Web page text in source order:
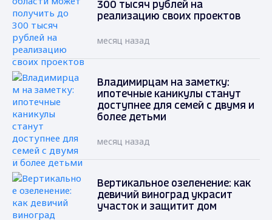
300 тысяч рублей на
реализацию своих проектов
месяц назад
Владимирцам на заметку:
ипотечные каникулы станут
доступнее для семей с двумя и
более детьми
месяц назад
Вертикальное озеленение: как
девичий виноград украсит
участок и защитит дом